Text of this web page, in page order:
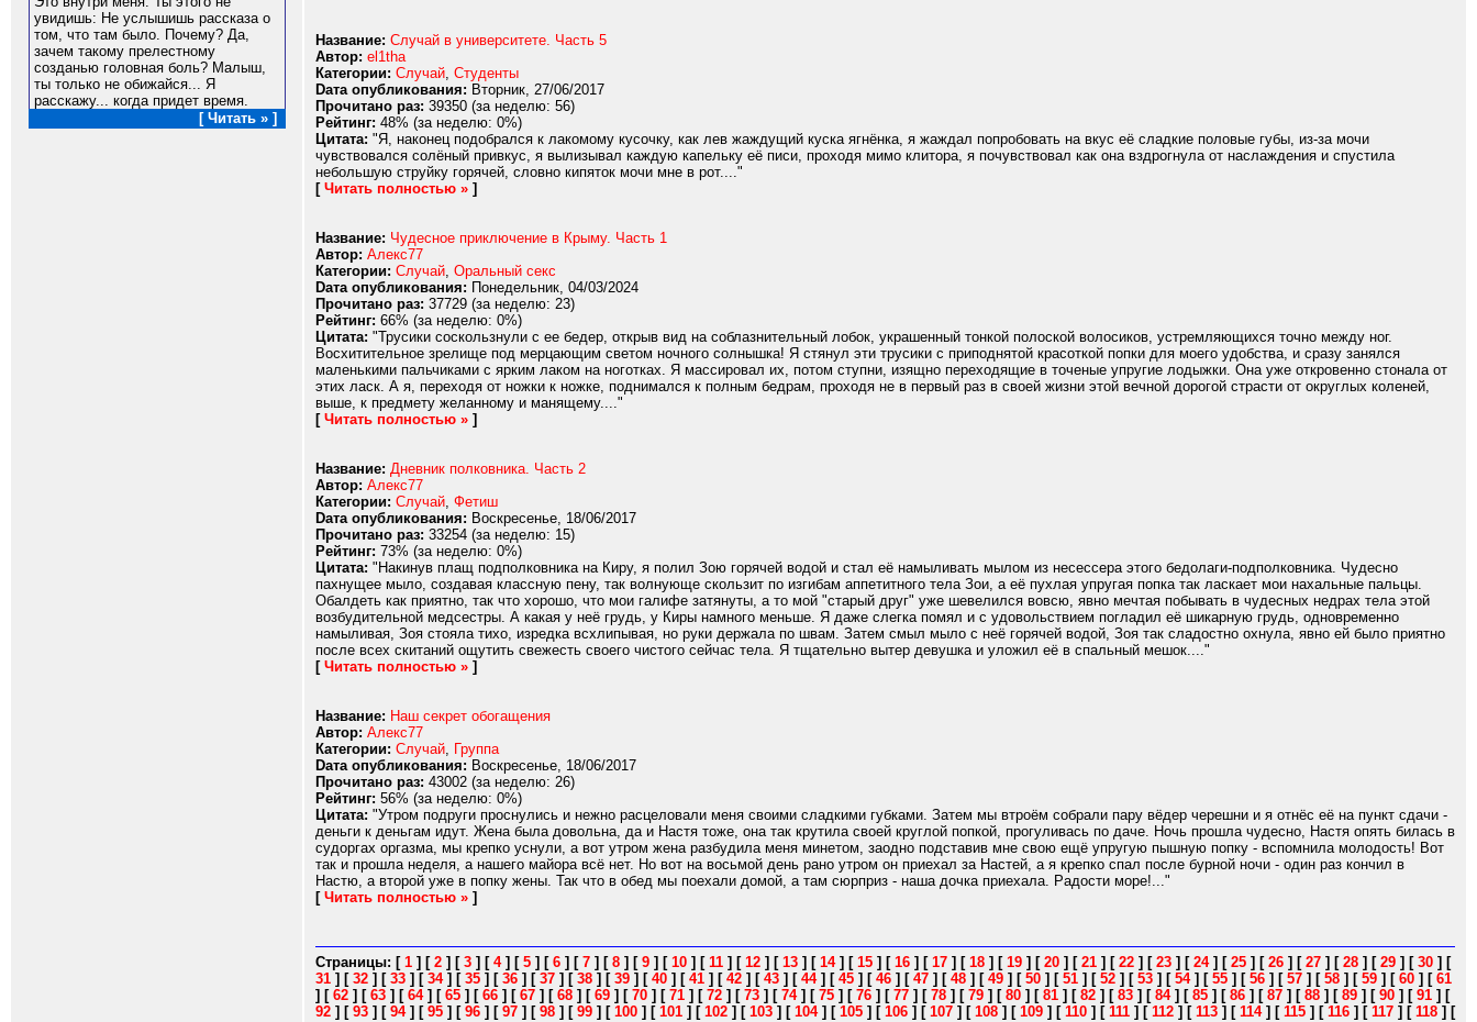
увидишь: Не услышишь рассказа о
том, что там было. Почему? Да,
зачем такому прелестному
созданью головная боль? Малыш,
ты только не обижайся... Я
расскажу... когда придет время.
[ Читать » ]
Название: Случай в университете. Часть 5
Автор: el1tha
Категории: Случай, Студенты
Dата опубликования: Вторник, 27/06/2017
Прочитано раз: 39350 (за неделю: 56)
Рейтинг: 48% (за неделю: 0%)
Цитата: "Я, наконец подобрался к лакомому кусочку, как лев жаждущий куска ягнёнка, я жаждал попробовать на вкус её сладкие половые губы, из-за мочи
чувствовался солёный привкус, я вылизывал каждую капельку её писи, проходя мимо клитора, я почувствовал как она вздрогнула от наслаждения и спустила
небольшую струйку горячей, словно кипяток мочи мне в рот...."
[ Читать полностью » ]
Название: Чудесное приключение в Крыму. Часть 1
Автор: Алекс77
Категории: Случай, Оральный секс
Dата опубликования: Понедельник, 04/03/2024
Прочитано раз: 37729 (за неделю: 23)
Рейтинг: 66% (за неделю: 0%)
Цитата: "Трусики соскользнули с ее бедер, открыв вид на соблазнительный лобок, украшенный тонкой полоской волосиков, устремляющихся точно между ног.
Восхитительное зрелище под мерцающим светом ночного солнышка! Я стянул эти трусики с приподнятой красоткой попки для моего удобства, и сразу занялся
маленькими пальчиками с ярким лаком на ноготках. Я массировал их, потом ступни, изящно переходящие в точеные упругие лодыжки. Она уже откровенно стонала от
этих ласк. А я, переходя от ножки к ножке, поднимался к полным бедрам, проходя не в первый раз в своей жизни этой вечной дорогой страсти от округлых коленей,
выше, к предмету желанному и манящему...."
[ Читать полностью » ]
Название: Дневник полковника. Часть 2
Автор: Алекс77
Категории: Случай, Фетиш
Dата опубликования: Воскресенье, 18/06/2017
Прочитано раз: 33254 (за неделю: 15)
Рейтинг: 73% (за неделю: 0%)
Цитата: "Накинув плащ подполковника на Киру, я полил Зою горячей водой и стал её намыливать мылом из несессера этого бедолаги-подполковника. Чудесно
пахнущее мыло, создавая классную пену, так волнующе скользит по изгибам аппетитного тела Зои, а её пухлая упругая попка так ласкает мои нахальные пальцы.
Обалдеть как приятно, так что хорошо, что мои галифе затянуты, а то мой "старый друг" уже шевелился вовсю, явно мечтая побывать в чудесных недрах тела этой
возбудительной медсестры. А какая у неё грудь, у Киры намного меньше. Я даже слегка помял и с удовольствием погладил её шикарную грудь, одновременно
намыливая, Зоя стояла тихо, изредка всхлипывая, но руки держала по швам. Затем смыл мыло с неё горячей водой, Зоя так сладостно охнула, явно ей было приятно
после всех скитаний ощутить свежесть своего чистого сейчас тела. Я тщательно вытер девушка и уложил её в спальный мешок...."
[ Читать полностью » ]
Название: Наш секрет обогащения
Автор: Алекс77
Категории: Случай, Группа
Dата опубликования: Воскресенье, 18/06/2017
Прочитано раз: 43002 (за неделю: 26)
Рейтинг: 56% (за неделю: 0%)
Цитата: "Утром подруги проснулись и нежно расцеловали меня своими сладкими губками. Затем мы втроём собрали пару вёдер черешни и я отнёс её на пункт сдачи -
деньги к деньгам идут. Жена была довольна, да и Настя тоже, она так крутила своей круглой попкой, прогуливась по даче. Ночь прошла чудесно, Настя опять билась в
судоргах оргазма, мы крепко уснули, а вот утром жена разбудила меня минетом, заодно подставив мне свою ещё упругую пышную попку - вспомнила молодость! Вот
так и прошла неделя, а нашего майора всё нет. Но вот на восьмой день рано утром он приехал за Настей, а я крепко спал после бурной ночи - один раз кончил в
Настю, а второй уже в попку жены. Так что в обед мы поехали домой, а там сюрприз - наша дочка приехала. Радости море!..."
[ Читать полностью » ]
Страницы: [ 1 ] [ 2 ] [ 3 ] [ 4] [ 5 ] [ 6 ] [ 7 ] [ 8 ] [ 9 ] [ 10 ] [ 11 ] [ 12 ] [ 13 ] [ 14] [ 15 ] [ 16 ] [ 17 ] [ 18 ] [ 19 ] [ 20 ] [ 21 ] [ 22 ] [ 23 ] [ 24] [ 25 ] [ 26 ] [ 27 ] [ 28 ] [ 29 ] [ 30 ] [
31 ] [ 32 ] [ 33 ] [ 34] [ 35 ] [ 36 ] [ 37 ] [ 38 ] [ 39 ] [ 40 ] [ 41 ] [ 42 ] [ 43 ] [ 44] [ 45 ] [ 46 ] [ 47 ] [ 48 ] [ 49 ] [ 50 ] [ 51 ] [ 52 ] [ 53 ] [ 54] [ 55 ] [ 56 ] [ 57 ] [ 58 ] [ 59 ] [ 60 ] [ 61
] [ 62 ] [ 63 ] [ 64] [ 65 ] [ 66 ] [ 67 ] [ 68 ] [ 69 ] [ 70 ] [ 71 ] [ 72 ] [ 73 ] [ 74] [ 75 ] [ 76 ] [ 77 ] [ 78 ] [ 79 ] [ 80 ] [ 81 ] [ 82 ] [ 83 ] [ 84] [ 85 ] [ 86 ] [ 87 ] [ 88 ] [ 89 ] [ 90 ] [ 91 ] [
92 ] [ 93 ] [ 94] [ 95 ] [ 96 ] [ 97 ] [ 98 ] [ 99 ] [ 100 ] [ 101 ] [ 102 ] [ 103 ] [ 104] [ 105 ] [ 106 ] [ 107 ] [ 108 ] [ 109 ] [ 110 ] [ 111 ] [ 112 ] [ 113 ] [ 114] [ 115 ] [ 116 ] [ 117 ] [ 118 ] [